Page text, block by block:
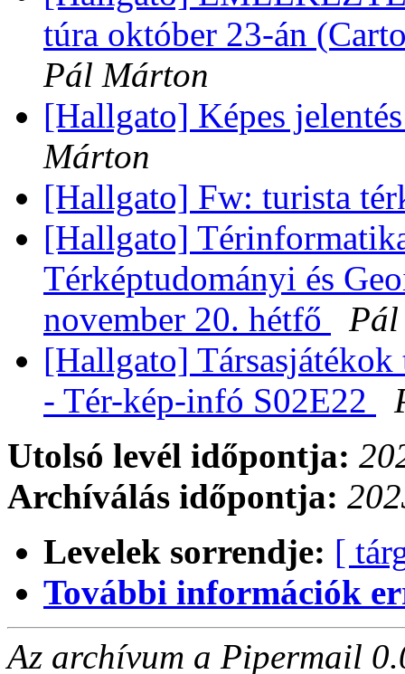
túra október 23-án
Pál Márton
[Hallgato] Képes
Márton
[Hallgato] Fw: turista
[Hallgato]
Térképtudományi és
november 20. hétfő
[Hallgato]
- Tér-kép-infó S02E22
Utolsó levél időpontja:
Archíválás időpontja:
Levelek sorrendje: [
További információk
Az archívum a Pipermail